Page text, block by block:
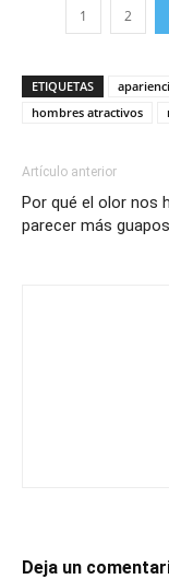
1 2
ETIQUETAS
hombres atractivos
Artículo anterior
Por qué el olor nos
parecer más guapos
Deja un